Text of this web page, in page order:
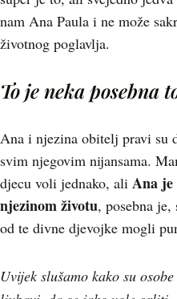
nam Ana Paula i ne može
životnog poglavlja.
To je neka posebna
Ana i njezina obitelj pravi su
svim njegovim nijansama.
djecu voli jednako, ali Ana je
njezinom životu, posebna
od te divne djevojke mogli
Uvijek slušamo kako su